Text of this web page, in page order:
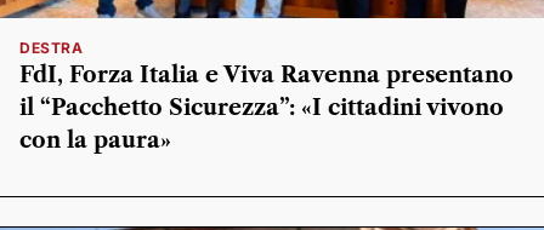
DESTRA
FdI, Forza Italia e Viva Ravenna presentano
il “Pacchetto Sicurezza”: «I cittadini vivono
con la paura»